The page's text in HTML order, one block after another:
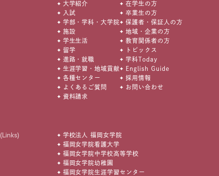
大学紹介
入試
学部・学科・大学院
施設
学生生活
留学
進路・就職
生涯学習・地域貢献
各種センター
よくあるご質問
資料請求
在学生の方
卒業生の方
保護者・保証人の方
地域・企業の方
教育関係者の方
トピックス
学科Today
English Guide
採用情報
お問い合わせ
(Links)
学校法人 福岡女学院
福岡女学院看護大学
福岡女学院中学校高等学校
福岡女学院幼稚園
福岡女学院生涯学習センター